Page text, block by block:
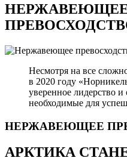
Несмотря на все
в 2020 году
уверенное лидерство и
необходимые для
НЕРЖАВЕЮЩЕЕ
АРКТИКА